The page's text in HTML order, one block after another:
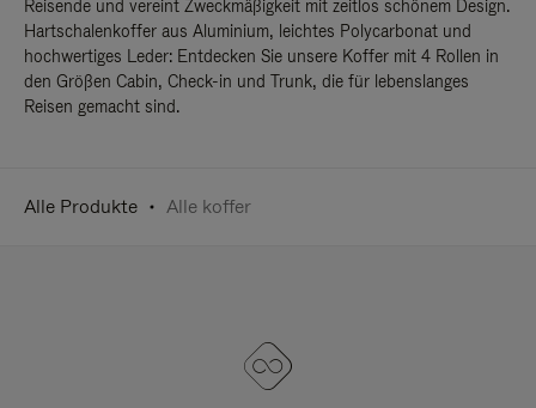
Reisende und vereint Zweckmäßigkeit mit zeitlos schönem Design.
Hartschalenkoffer aus Aluminium, leichtes Polycarbonat und
hochwertiges Leder: Entdecken Sie unsere Koffer mit 4 Rollen in
den Größen Cabin, Check-in und Trunk, die für lebenslanges
Reisen gemacht sind.
Alle Produkte Alle koffer